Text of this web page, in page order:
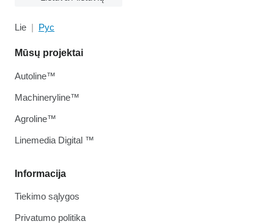
Lie Рус
Informacija
Tiekimo sąlygos
Privatumo politika
Mūsų projektai
Autoline™
Machineryline™
Agroline™
Linemedia Digital ™